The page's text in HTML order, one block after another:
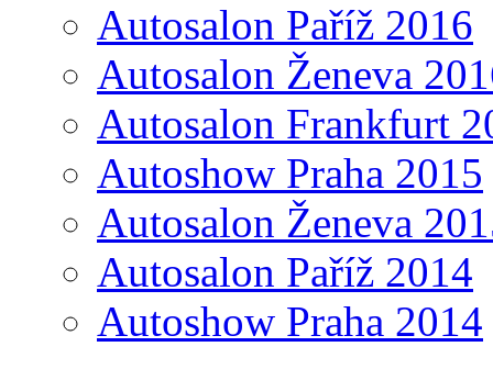
Autosalon Paříž 2016
Autosalon Ženeva
Autosalon Frankfurt
Autoshow Praha 2015
Autosalon Ženeva
Autosalon Paříž 2014
Autoshow Praha 2014